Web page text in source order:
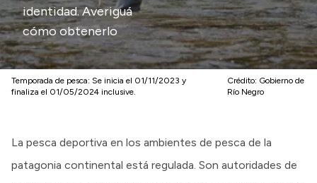
identidad. Averiguá
cómo obtenerlo
Temporada de pesca: Se inicia el 01/11/2023 y
finaliza el 01/05/2024 inclusive.
Crédito: Gobierno de
Río Negro
La pesca deportiva en los ambientes de pesca de la
patagonia continental está regulada. Son autoridades de